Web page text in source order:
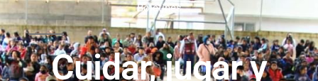
Boletines
Cuidar, jugar y